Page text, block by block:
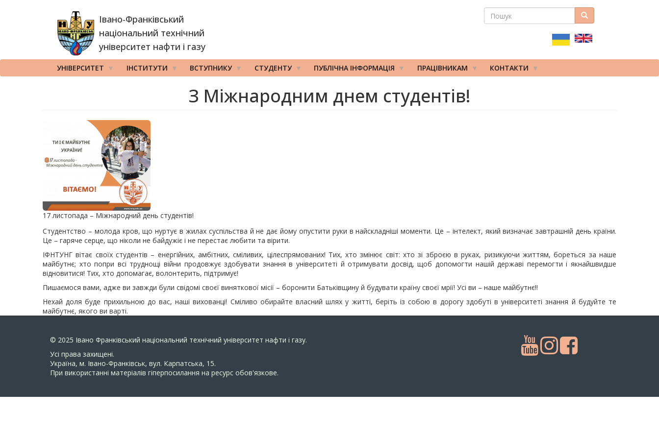
Івано-Франківський
національний технічний
університет нафти і газу
ПОШУКОВА
ПОШУК Пошук
УНІВЕРСИТЕТ ІНСТИТУТИ ВСТУПНИКУ СТУДЕНТУ ПУБЛІЧНА ІНФОРМАЦІЯ ПРАЦІВНИКАМ КОНТАКТИ
З Міжнародним днем студентів!
17 листопада – Міжнародний день студентів!
Студентство – молода кров, що нуртує в жилах суспільства й не дає йому опустити руки в найскладніші моменти. Це – інтелект, який визначає завтрашній день країни.
Це – гаряче серце, що ніколи не байдужіє і не перестає любити та вірити.
ІФНТУНГ вітає своїх студентів – енергійних, амбітних, сміливих, цілеспрямованих! Тих, хто змінює світ: хто зі зброєю в руках, ризикуючи життям, бореться за наше
майбутнє; хто попри всі труднощі війни продовжує здобувати знання в університеті й отримувати досвід, щоб допомогти нашій державі перемогти і якнайшвидше
відновитися! Тих, хто допомагає, волонтерить, підтримує!
Пишаємося вами, адже ви завжди були свідомі своєї виняткової місії – боронити Батьківщину й будувати країну своєї мрії! Усі ви – наше майбутнє!!
Нехай доля буде прихильною до вас, наші вихованці! Сміливо обирайте власний шлях у житті, беріть із собою в дорогу здобуті в університеті знання й будуйте те
майбутнє, якого ви варті.
© 2025 Івано Франківський національний технічний університет нафти і газу.
Усi права захищенi.
Україна, м. Івано-Франківськ, вул. Карпатська, 15.
При використанні матеріалів гіперпосилання на ресурс обов'язкове.